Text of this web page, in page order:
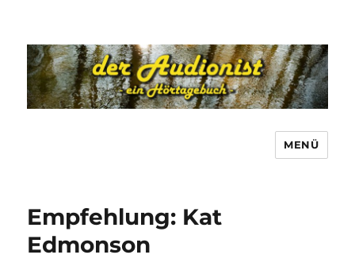
MENÜ
Empfehlung: Kat
Edmonson